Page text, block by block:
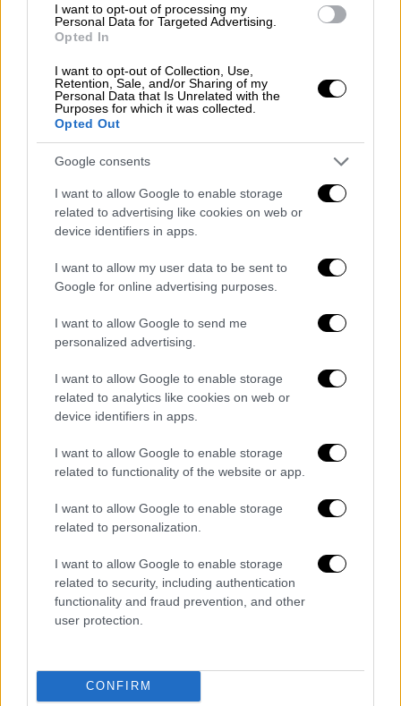
I want to opt-out of processing my
Personal Data for Targeted Advertising.
Opted In
I want to opt-out of Collection, Use,
Retention, Sale, and/or Sharing of my
Personal Data that Is Unrelated with the
Purposes for which it was collected.
Opted Out
Google consents
I want to allow Google to enable storage
related to advertising like cookies on web or
device identifiers in apps.
I want to allow my user data to be sent to
Google for online advertising purposes.
I want to allow Google to send me
personalized advertising.
I want to allow Google to enable storage
related to analytics like cookies on web or
device identifiers in apps.
I want to allow Google to enable storage
related to functionality of the website or app.
I want to allow Google to enable storage
related to personalization.
I want to allow Google to enable storage
related to security, including authentication
functionality and fraud prevention, and other
user protection.
CONFIRM
Πιστεύετε ότι η απήχηση στα social media
αντικατοπτρίζει την πραγματική αξία ενός
καλλιτέχνη;
Όχι βέβαια! Ο κόσμος των social media είναι
και ήταν πάντα πολύ ύποπτος και ψεύτικος.
Δεν έχω ασχοληθεί πολύ αλλά γνωρίζω όσα
χρειάζεται για να κρατάω τις αποστάσεις
Πώς επηρέασαν τα παιδικά σας χρόνια και η
αυστηρή ανατροφή σας την καλλιτεχνική σας
ταυτότητα; Αν είχατε την ευκαιρία, τι θα
λέγατε σήμερα στη νεαρή Θεοδοσία που
μεγάλωνε στην Αυστραλία;
Πιστεύω πως η αφόρητη καταπίεση και όλο
το δράμα που βίωσα, μ' έκαναν καλλιτέχνη
και οι συνεχές απειλές των γονιών μου να
μην τολμήσω να τραγουδήσω ή να κάνω
θέατρο. Ότι της λέω τώρα της μικρής
Και ότι γίνει. Και μην ξεχνάς να το
γουστάρεις πολύ και να χαμογελάς ότι και να
γίνει».
Πόσο έχουν επηρεάσει οι θρησκευτικές
πεποιθήσεις της μητέρας σας τη ζωή και την
κρατάτε ακόμα;